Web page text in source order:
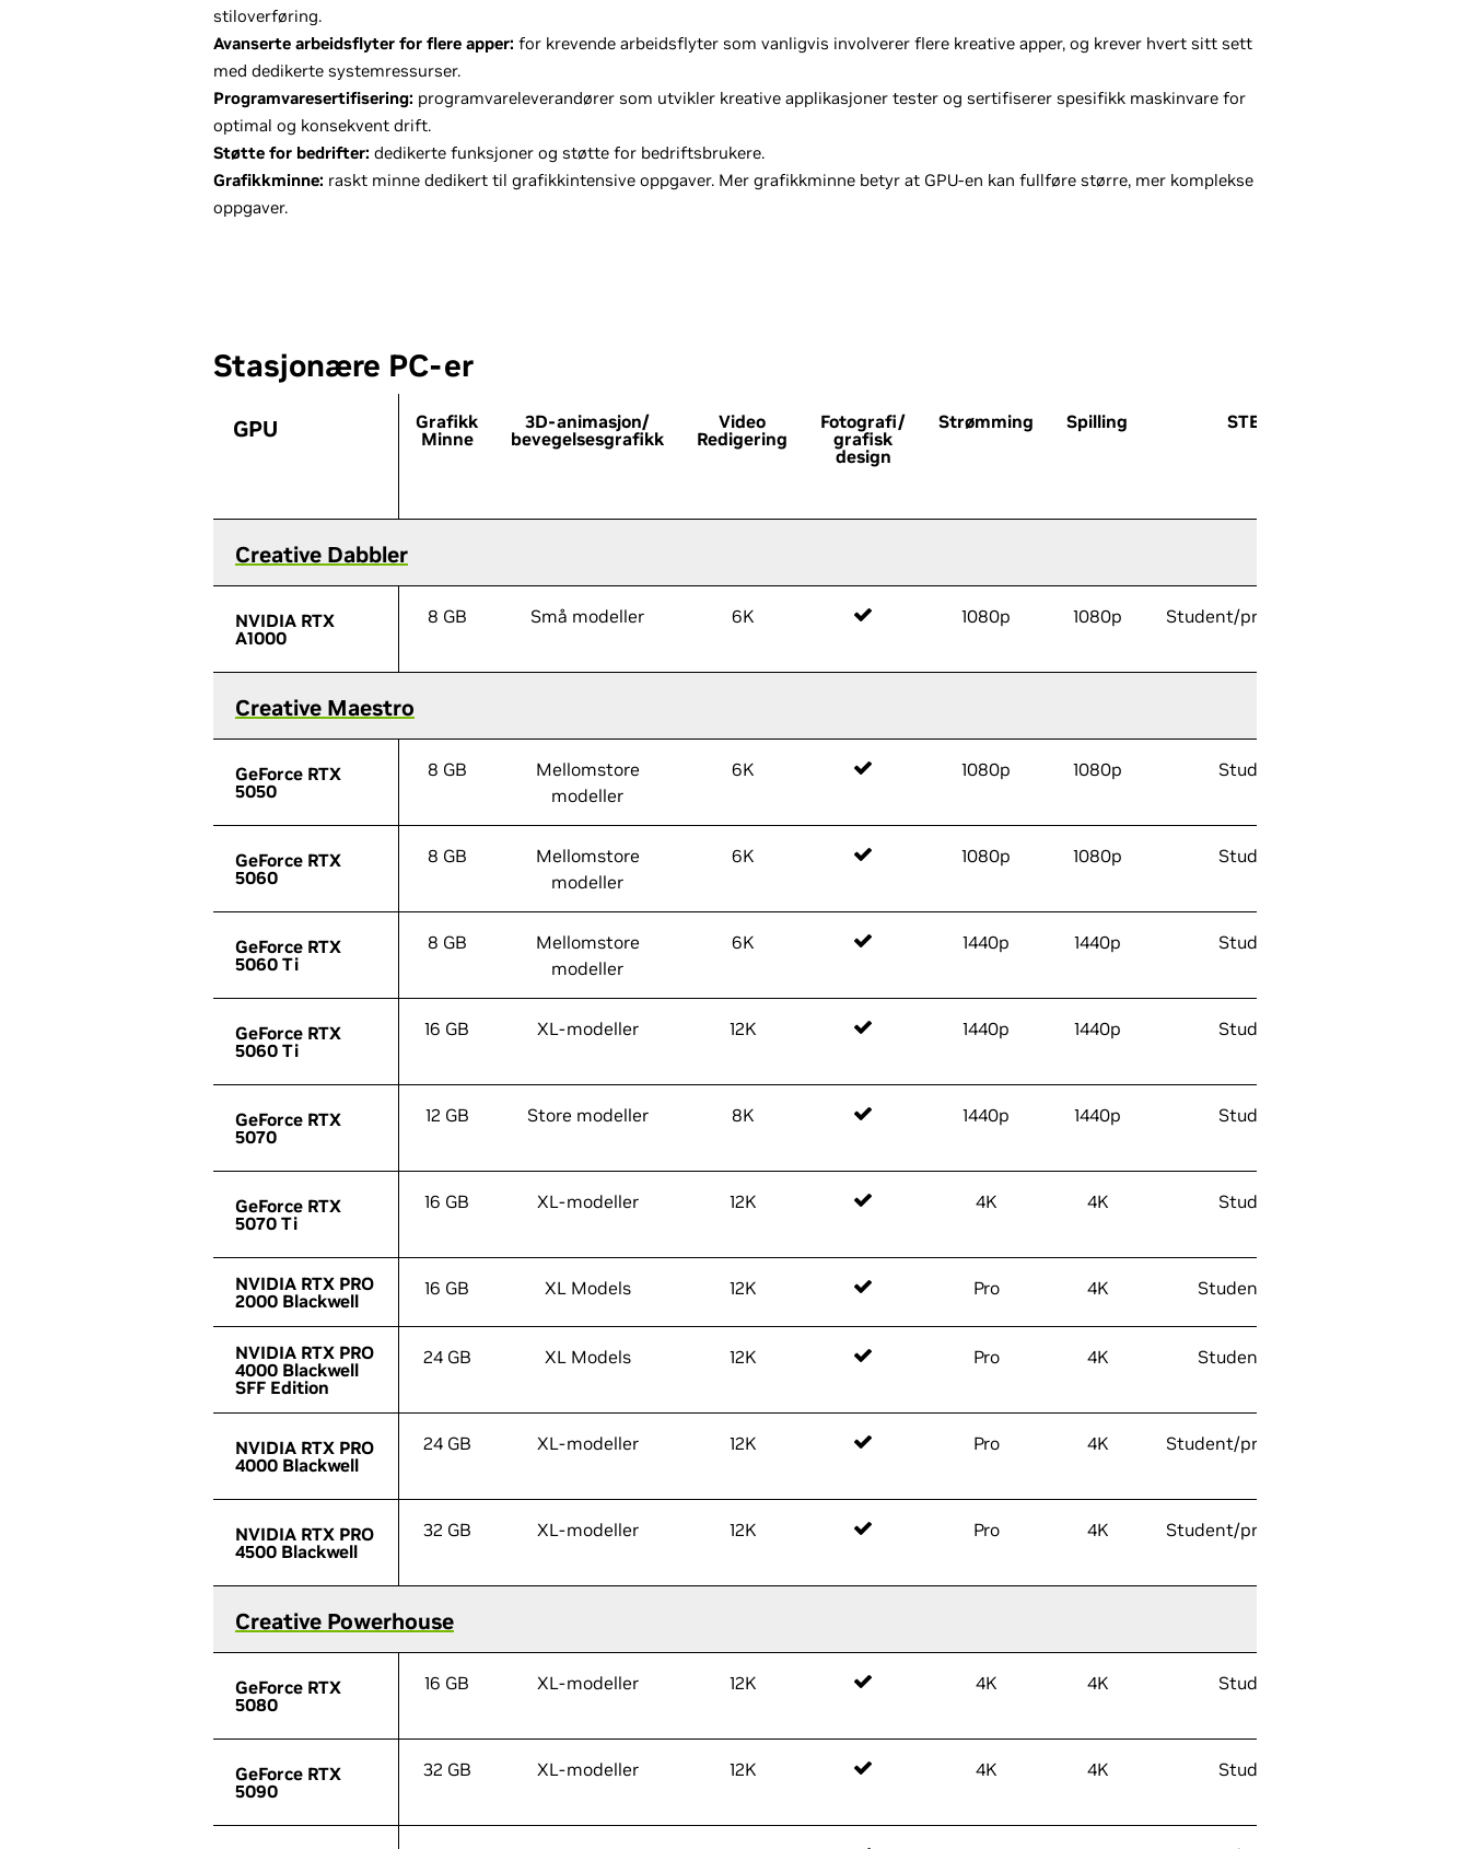
stiloverføring.
Avanserte arbeidsflyter for flere apper: for krevende arbeidsflyter som vanligvis involverer flere kreative apper, og krever hvert sitt sett
med dedikerte systemressurser.
Programvaresertifisering: programvareleverandører som utvikler kreative applikasjoner tester og sertifiserer spesifikk maskinvare for
optimal og konsekvent drift.
Støtte for bedrifter: dedikerte funksjoner og støtte for bedriftsbrukere.
Grafikkminne: raskt minne dedikert til grafikkintensive oppgaver. Mer grafikkminne betyr at GPU-en kan fullføre større, mer komplekse
oppgaver.
Stasjonære PC-er
GPU
Grafikk
Minne
3D-animasjon/
bevegelsesgrafikk
Video
Redigering
Fotografi/
grafisk
design
Strømming Spilling STEM
Creative Dabbler
NVIDIA RTX
A1000
8 GB Små modeller 6K 1080p 1080p Student/profesjonell
Creative Maestro
GeForce RTX
5050
8 GB
Mellomstore
modeller
6K 1080p 1080p Student
GeForce RTX
5060
8 GB
Mellomstore
modeller
6K 1080p 1080p Student
GeForce RTX
5060 Ti
8 GB
Mellomstore
modeller
6K 1440p 1440p Student
GeForce RTX
5060 Ti
16 GB XL-modeller 12K 1440p 1440p Student
GeForce RTX
5070
12 GB Store modeller 8K 1440p 1440p Student
GeForce RTX
5070 Ti
16 GB XL-modeller 12K 4K 4K Student
NVIDIA RTX PRO
2000 Blackwell
16 GB XL Models 12K Pro 4K Student / Pro
NVIDIA RTX PRO
4000 Blackwell
SFF Edition
24 GB XL Models 12K Pro 4K Student / Pro
NVIDIA RTX PRO
4000 Blackwell
24 GB XL-modeller 12K Pro 4K Student/profesjonell
NVIDIA RTX PRO
4500 Blackwell
32 GB XL-modeller 12K Pro 4K Student/profesjonell
Creative Powerhouse
GeForce RTX
5080
16 GB XL-modeller 12K 4K 4K Student
GeForce RTX
5090
32 GB XL-modeller 12K 4K 4K Student
GPU
Creative Dabbler
NVIDIA RTX
A1000
Creative Maestro
GeForce RTX
5050
GeForce RTX
5060
GeForce RTX
5060 Ti
GeForce RTX
5060 Ti
GeForce RTX
5070
GeForce RTX
5070 Ti
NVIDIA RTX PRO
2000 Blackwell
NVIDIA RTX PRO
4000 Blackwell
SFF Edition
NVIDIA RTX PRO
4000 Blackwell
NVIDIA RTX PRO
4500 Blackwell
Creative Powerhouse
GeForce RTX
5080
GeForce RTX
5090